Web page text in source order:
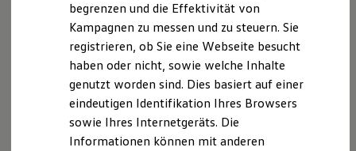
Volkswagen R und R Experience
R-Modelle
R Experience
Driving Experience
Volkswagen entdecken
Werkbesichtigung
Lifestyle Shop
T-Roc Kollektion
Golf Kollektion
global-agent, Version 2.1.8
Copyright (C) 2019- Gajus Kuizinas
(http://gajus.com/))
exenv, Version 1.2.2
Copyright (C) 2013- Facebook, Inc.
hoist-non-react-statics, Version 3.3.0
begrenzen und die Effektivität von
Kampagnen zu messen und zu steuern. Sie
registrieren, ob Sie eine Webseite besucht
haben oder nicht, sowie welche Inhalte
genutzt worden sind. Dies basiert auf einer
eindeutigen Identifikation Ihres Browsers
sowie Ihres Internetgeräts. Die
Informationen können mit anderen